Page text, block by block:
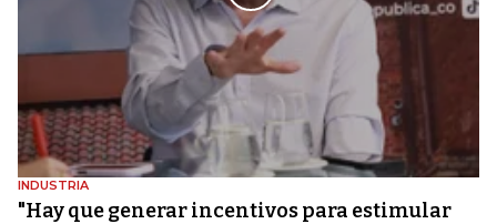
INDUSTRIA
"Hay que generar incentivos para estimular